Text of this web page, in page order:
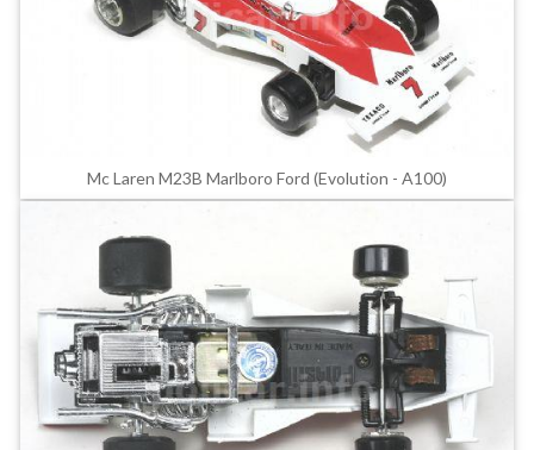
Mc Laren M23B Marlboro Ford (Evolution - A100)